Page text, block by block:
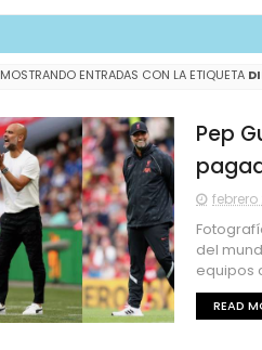
MOSTRANDO ENTRADAS CON LA ETIQUETA
Pep
febrero
del
equipos
READ